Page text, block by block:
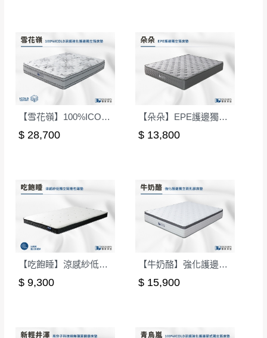
【雪花嶺】100%ICOLD涼感強化護邊透氣獨立筒床墊-單人3.5尺｜德新床墊
$ 28,700
【朵朵】EPE護邊獨立筒床墊-雙人5尺｜德新床墊
$ 13,800
【吃飽睡】涼感紗低獨立筒捲包薄墊-單人3.5尺
$ 9,300
【牛奶酪】強化護邊獨立筒乳膠床墊-單人3.5尺｜德新床墊
$ 15,900